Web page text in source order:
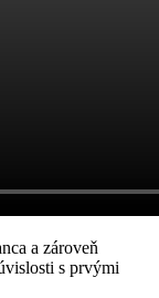
a zároveň
s prvými